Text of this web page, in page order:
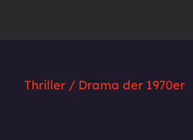
Thriller / Drama der 1970er